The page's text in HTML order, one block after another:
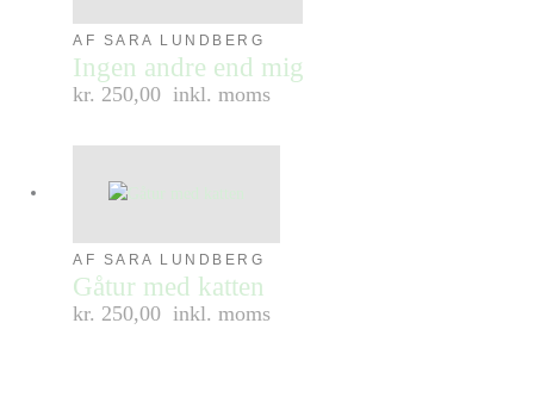
AF SARA LUNDBERG
Ingen andre end mig
kr. 250,00 inkl. moms
AF SARA LUNDBERG
Gåtur med katten
kr. 250,00 inkl. moms